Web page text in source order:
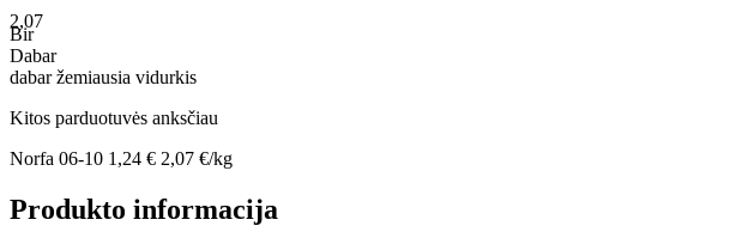
2,07
Bir
Dabar
dabaržemiausia vidurkis
Kitos parduotuvės anksčiau
Norfa 06-10 1,24 € 2,07 €/kg
Produkto informacija